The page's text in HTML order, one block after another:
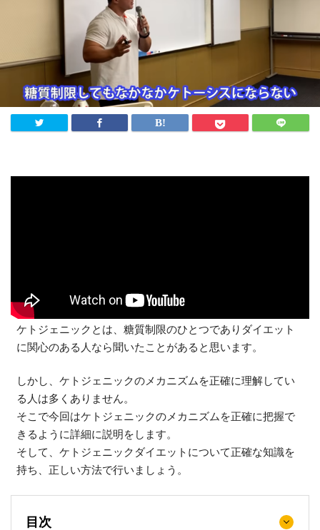
ベストプライス宣言
筋トレ大学PRO
法人様向け
ふるさと納税
ケトジェニックとは、糖質制限のひとつでありダイエット
に関心のある人なら聞いたことがあると思います。
しかし、ケトジェニックのメカニズムを正確に理解してい
る人は多くありません。
そこで今回はケトジェニックのメカニズムを正確に把握で
きるように詳細に説明をします。
そして、ケトジェニックダイエットについて正確な知識を
持ち、正しい方法で行いましょう。
目次